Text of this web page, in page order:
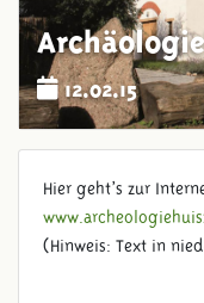
12.02.15
Hier geht’s zur
(Hinweis: Text in